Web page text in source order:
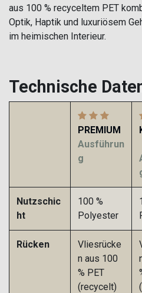
aus 100 % recyceltem PET
Optik, Haptik und luxuriösem
im heimischen Interieur.
Technische
PREMIUM
Ausführun
g
Nutzschic
ht
100 %
Polyester
Rücken
Vliesrücke
n aus 100
% PET
(recycelt)